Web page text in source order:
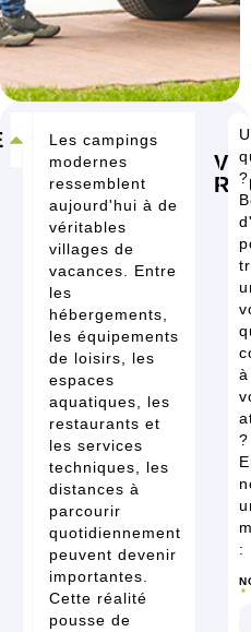
RÉSUMÉ
Les campings
modernes
ressemblent
aujourd'hui à de
véritables
villages de
vacances. Entre
les
hébergements,
les équipements
de loisirs, les
espaces
aquatiques, les
restaurants et
les services
techniques, les
distances à
parcourir
quotidiennement
peuvent devenir
importantes.
Cette réalité
pousse de
E-Z-
800X
?
à
?
: